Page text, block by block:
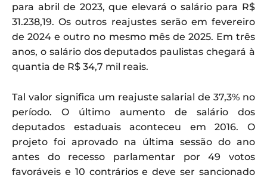
para abril de 2023, que elevará o salário para R$
31.238,19. Os outros reajustes serão em fevereiro
de 2024 e outro no mesmo mês de 2025. Em três
anos, o salário dos deputados paulistas chegará à
quantia de R$ 34,7 mil reais.
Tal valor significa um reajuste salarial de 37,3% no
período. O último aumento de salário dos
deputados estaduais aconteceu em 2016. O
projeto foi aprovado na última sessão do ano
antes do recesso parlamentar por 49 votos
favoráveis e 10 contrários e deve ser sancionado